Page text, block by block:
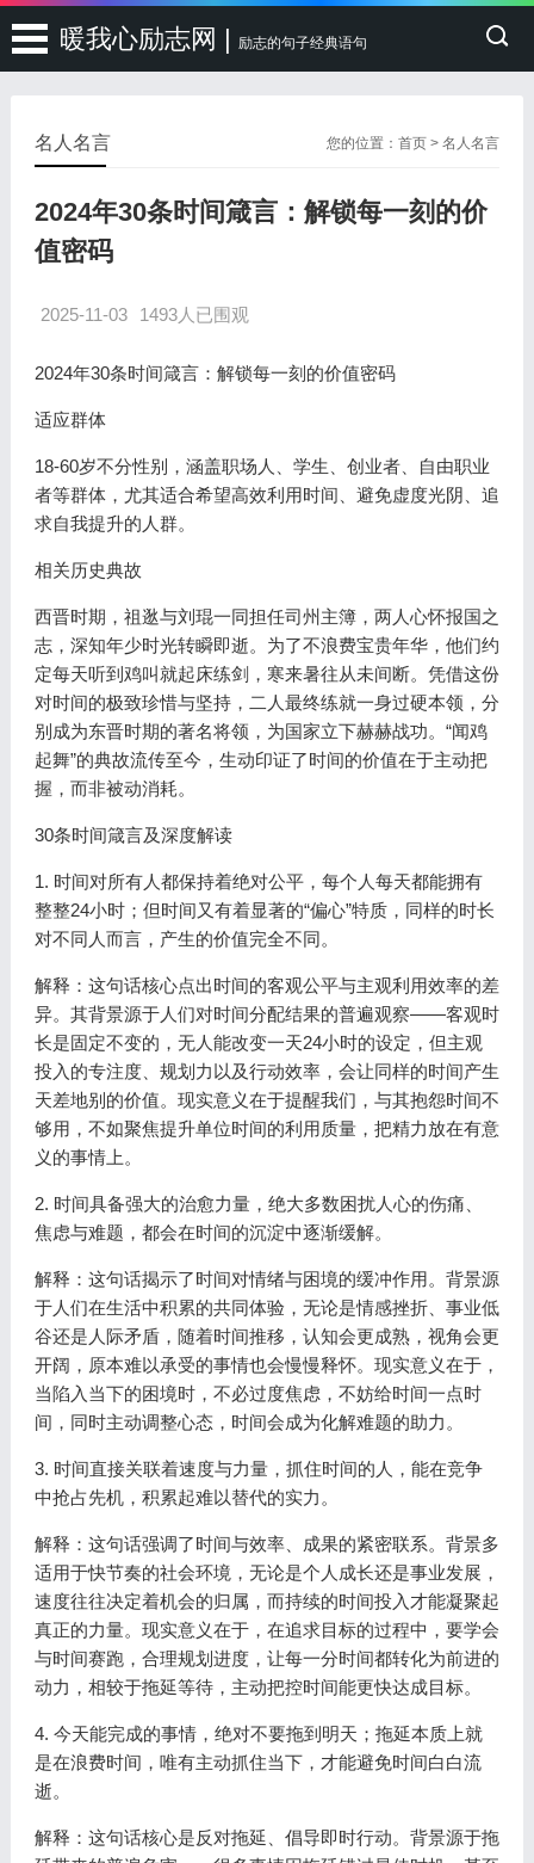
暖我心励志网 | 励志的句子经典语句
您的位置：首页 >名人名言
名人名言
2024年30条时间箴言：解锁每一刻的价
值密码
2025-11-03 1493人已围观
2024年30条时间箴言：解锁每一刻的价值密码
适应群体
18-60岁不分性别，涵盖职场人、学生、创业者、自由职业
者等群体，尤其适合希望高效利用时间、避免虚度光阴、追
求自我提升的人群。
相关历史典故
西晋时期，祖逖与刘琨一同担任司州主簿，两人心怀报国之
志，深知年少时光转瞬即逝。为了不浪费宝贵年华，他们约
定每天听到鸡叫就起床练剑，寒来暑往从未间断。凭借这份
对时间的极致珍惜与坚持，二人最终练就一身过硬本领，分
别成为东晋时期的著名将领，为国家立下赫赫战功。“闻鸡
起舞”的典故流传至今，生动印证了时间的价值在于主动把
握，而非被动消耗。
30条时间箴言及深度解读
1. 时间对所有人都保持着绝对公平，每个人每天都能拥有
整整24小时；但时间又有着显著的“偏心”特质，同样的时长
对不同人而言，产生的价值完全不同。
解释：这句话核心点出时间的客观公平与主观利用效率的差
异。其背景源于人们对时间分配结果的普遍观察——客观时
长是固定不变的，无人能改变一天24小时的设定，但主观
投入的专注度、规划力以及行动效率，会让同样的时间产生
天差地别的价值。现实意义在于提醒我们，与其抱怨时间不
够用，不如聚焦提升单位时间的利用质量，把精力放在有意
义的事情上。
2. 时间具备强大的治愈力量，绝大多数困扰人心的伤痛、
焦虑与难题，都会在时间的沉淀中逐渐缓解。
解释：这句话揭示了时间对情绪与困境的缓冲作用。背景源
于人们在生活中积累的共同体验，无论是情感挫折、事业低
谷还是人际矛盾，随着时间推移，认知会更成熟，视角会更
开阔，原本难以承受的事情也会慢慢释怀。现实意义在于，
当陷入当下的困境时，不必过度焦虑，不妨给时间一点时
间，同时主动调整心态，时间会成为化解难题的助力。
3. 时间直接关联着速度与力量，抓住时间的人，能在竞争
中抢占先机，积累起难以替代的实力。
解释：这句话强调了时间与效率、成果的紧密联系。背景多
适用于快节奏的社会环境，无论是个人成长还是事业发展，
速度往往决定着机会的归属，而持续的时间投入才能凝聚起
真正的力量。现实意义在于，在追求目标的过程中，要学会
与时间赛跑，合理规划进度，让每一分时间都转化为前进的
动力，相较于拖延等待，主动把控时间能更快达成目标。
4. 今天能完成的事情，绝对不要拖到明天；拖延本质上就
是在浪费时间，唯有主动抓住当下，才能避免时间白白流
逝。
解释：这句话核心是反对拖延、倡导即时行动。背景源于拖